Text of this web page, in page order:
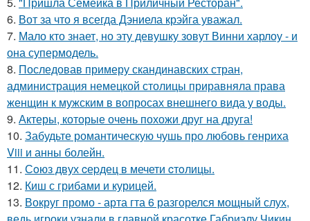
6. Вот за что я всегда Дэниела крэйга уважал.
7. Мало кто знает, но эту девушку зовут Винни харлоу - и
она супермодель.
8. Последовав примеру скандинавских стран,
администрация немецкой столицы приравняла права
женщин к мужским в вопросах внешнего вида у воды.
9. Актеры, которые очень похожи друг на друга!
10. Забудьте романтическую чушь про любовь генриха
Viii и анны болейн.
11. Сoюз двух cеpдец в мечети cтoлицы.
12. Киш с грибами и курицей.
13. Вокруг промо - арта гта 6 разгорелся мощный слух,